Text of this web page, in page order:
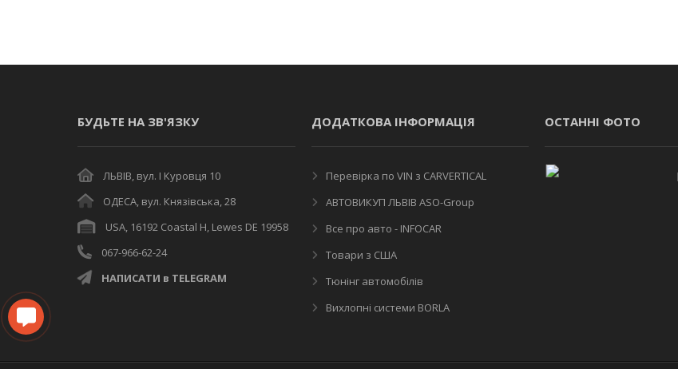
БУДЬТЕ НА ЗВ'ЯЗКУ
ЛЬВІВ, вул. І Куровця 10
ОДЕСА, вул. Князівська, 28
USA, 16192 Coastal H, Lewes DE 19958
067-966-62-24
НАПИСАТИ в TELEGRAM
ДОДАТКОВА ІНФОРМАЦІЯ
Перевірка по VIN з CARVERTICAL
АВТОВИКУП ЛЬВІВ ASO-Group
Все про авто - INFOCAR
Товари з США
Тюнінг автомобілів
Вихлопні системи BORLA
ОСТАННІ ФОТО